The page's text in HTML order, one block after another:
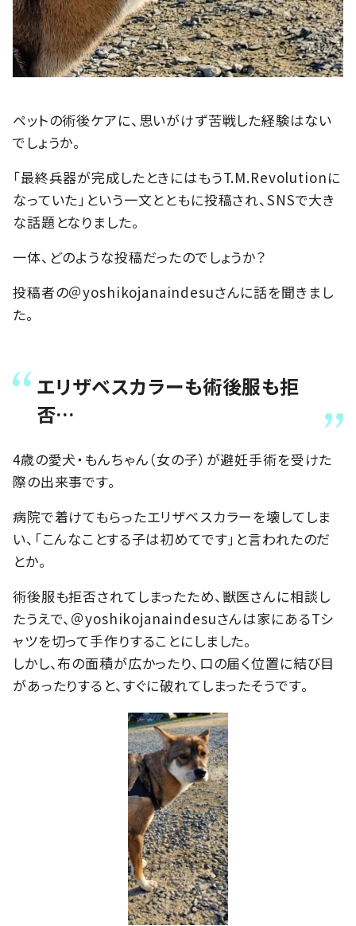
ペットの術後ケアに、思いがけず苦戦した経験はない
でしょうか。
「最終兵器が完成したときにはもうT.M.Revolutionに
なっていた」という一文とともに投稿され、SNSで大き
な話題となりました。
一体、どのような投稿だったのでしょうか？
投稿者の＠yoshikojanaindesuさんに話を聞きまし
た。
エリザベスカラーも術後服も拒
否…
4歳の愛犬・もんちゃん（女の子）が避妊手術を受けた
際の出来事です。
病院で着けてもらったエリザベスカラーを壊してしま
い、「こんなことする子は初めてです」と言われたのだ
とか。
術後服も拒否されてしまったため、獣医さんに相談し
たうえで、＠yoshikojanaindesuさんは家にあるTシ
ャツを切って手作りすることにしました。
しかし、布の面積が広かったり、口の届く位置に結び目
があったりすると、すぐに破れてしまったそうです。